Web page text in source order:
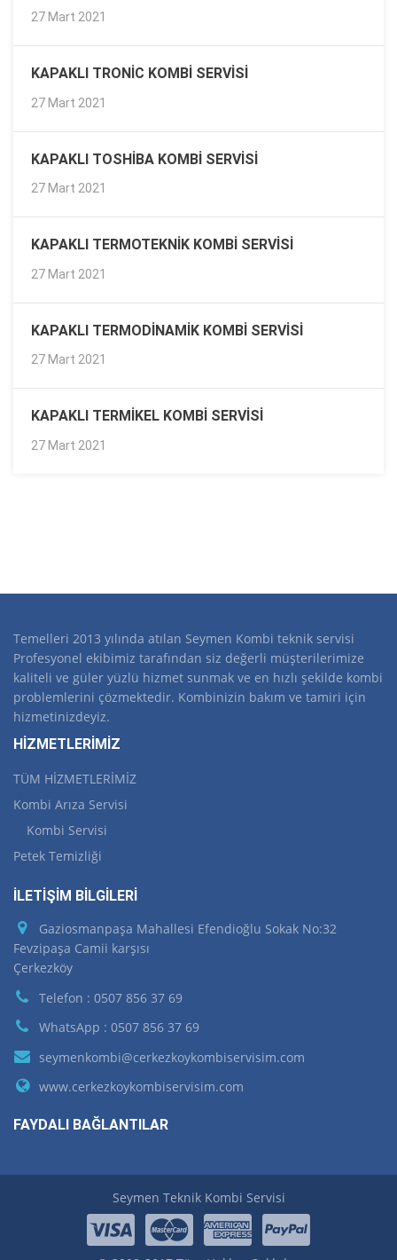
27 Mart 2021
KAPAKLI TRONIC KOMBI SERVISI
27 Mart 2021
KAPAKLI TOSHIBA KOMBI SERVISI
27 Mart 2021
KAPAKLI TERMOTEKNIK KOMBI SERVISI
27 Mart 2021
KAPAKLI TERMODINAMIK KOMBI SERVISI
27 Mart 2021
KAPAKLI TERMIKEL KOMBI SERVISI
27 Mart 2021
Temelleri 2013 yılında atılan Seymen Kombi teknik servisi
Profesyonel ekibimiz tarafından siz değerli müşterilerimize
kaliteli ve güler yüzlü hizmet sunmak ve en hızlı şekilde kombi
problemlerini çözmektedir. Kombinizin bakım ve tamiri için
hizmetinizdeyiz.
HİZMETLERİMİZ
TÜM HİZMETLERİMİZ
Kombi Arıza Servisi
Kombi Servisi
Petek Temizliği
İLETİŞİM BİLGİLERİ
Gaziosmanpaşa Mahallesi Efendioğlu Sokak No:32
Fevzipaşa Camii karşısı
Çerkezköy
Telefon : 0507 856 37 69
WhatsApp : 0507 856 37 69
seymenkombi@cerkezkoykombiservisim.com
www.cerkezkoykombiservisim.com
FAYDALI BAĞLANTILAR
Seymen Teknik Kombi Servisi